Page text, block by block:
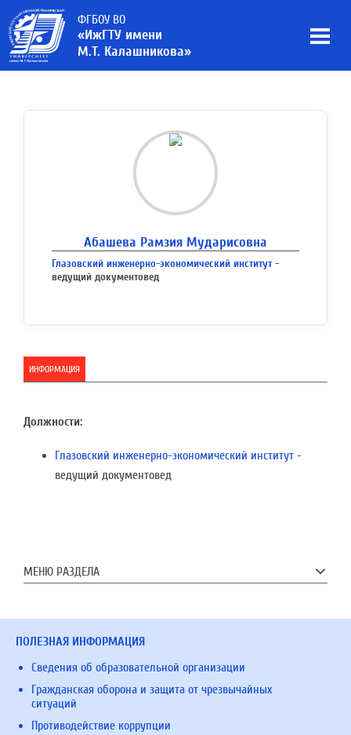
ФГБОУ ВО
«ИжГТУ имени
М.Т. Калашникова»
Абашева Рамзия Мударисовна
Глазовский инженерно-экономический институт-
ведущий документовед
ИНФОРМАЦИЯ
Должности:
Глазовский инженерно-экономический институт -
ведущий документовед
МЕНЮ РАЗДЕЛА
ПОЛЕЗНАЯ ИНФОРМАЦИЯ
Сведения об образовательной организации
Гражданская оборона и защита от чрезвычайных
ситуаций
Противодействие коррупции